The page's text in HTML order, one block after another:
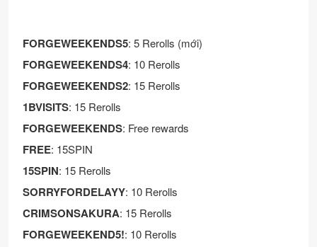
FORGEWEEKENDS5: 5 Rerolls (mới)
FORGEWEEKENDS4: 10 Rerolls
FORGEWEEKENDS2: 15 Rerolls
1BVISITS: 15 Rerolls
FORGEWEEKENDS: Free rewards
FREE: 15SPIN
15SPIN: 15 Rerolls
SORRYFORDELAYY: 10 Rerolls
CRIMSONSAKURA: 15 Rerolls
FORGEWEEKEND5!: 10 Rerolls